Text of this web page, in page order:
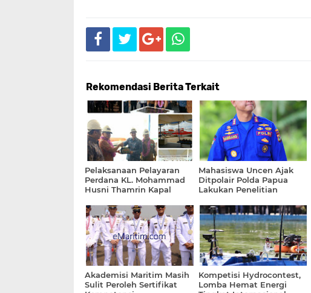
Rekomendasi Berita Terkait
Pelaksanaan Pelayaran
Perdana KL. Mohammad
Husni Thamrin Kapal
1200 GT Sekolah Tinggi
Ilmu Pelayaran Jakarta
Mahasiswa Uncen Ajak
Ditpolair Polda Papua
Lakukan Penelitian
Akademisi Maritim Masih
Sulit Peroleh Sertifikat
Kompetisi Hydrocontest,
Lomba Hemat Energi